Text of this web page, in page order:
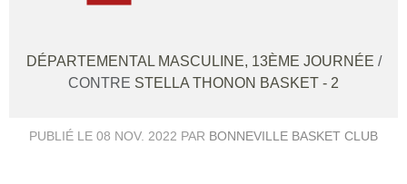
DÉPARTEMENTAL MASCULINE, 13ÈME JOURNÉE /
CONTRE STELLA THONON BASKET - 2
PUBLIÉ LE 08 NOV. 2022 PAR BONNEVILLE BASKET CLUB